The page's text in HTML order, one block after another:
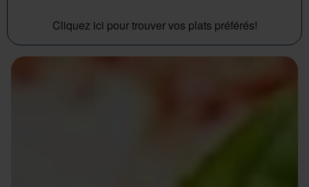
Cliquez ici pour trouver vos plats préférés!